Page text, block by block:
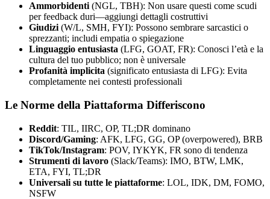
Ammorbidenti (NGL, TBH): Non usare questi come scudi
per feedback duri—aggiungi dettagli costruttivi
Giudizi (W/L, SMH, FYI): Possono sembrare sarcastici o
sprezzanti; includi empatia o spiegazione
Linguaggio entusiasta (LFG, GOAT, FR): Conosci l’età e la
cultura del tuo pubblico; non è universale
Profanità implicita (significato entusiasta di LFG): Evita
completamente nei contesti professionali
Le Norme della Piattaforma Differiscono
Reddit: TIL, IIRC, OP, TL;DR dominano
Discord/Gaming: AFK, LFG, GG, OP (overpowered), BRB
TikTok/Instagram: POV, IYKYK, FR sono di tendenza
Strumenti di lavoro (Slack/Teams): IMO, BTW, LMK,
ETA, FYI, TL;DR
Universali su tutte le piattaforme: LOL, IDK, DM, FOMO,
NSFW